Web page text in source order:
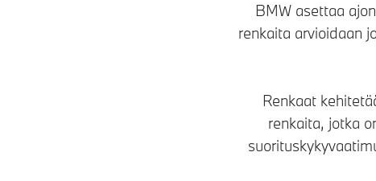
BMW asettaa
renkaita arvioidaan
Renkaat
renkaita, jotka